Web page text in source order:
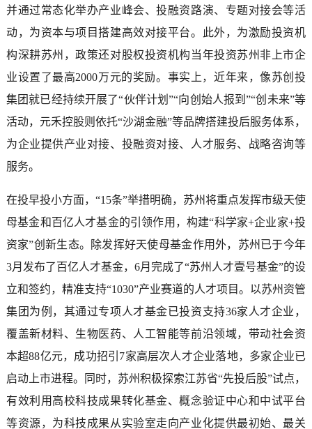
并通过常态化举办产业峰会、投融资路演、专题对接会等活
动，为资本与项目搭建高效对接平台。此外，为激励投资机
构深耕苏州，政策还对股权投资机构当年投资苏州非上市企
业设置了最高2000万元的奖励。事实上，近年来，像苏创投
集团就已经持续开展了“伙伴计划”“向创始人报到”“创未来”等
活动，元禾控股则依托“沙湖金融”等品牌搭建投后服务体系，
为企业提供产业对接、投融资对接、人才服务、战略咨询等
服务。
在投早投小方面，“15条”举措明确，苏州将重点发挥市级天使
母基金和百亿人才基金的引领作用，构建“科学家+企业家+投
资家”创新生态。除发挥好天使母基金作用外，苏州已于今年
3月发布了百亿人才基金，6月完成了“苏州人才壹号基金”的设
立和签约，精准支持“1030”产业赛道的人才项目。以苏州资管
集团为例，其通过专项人才基金已投资支持36家人才企业，
覆盖新材料、生物医药、人工智能等前沿领域，带动社会资
本超88亿元，成功招引7家高层次人才企业落地，多家企业已
启动上市进程。同时，苏州积极探索江苏省“先投后股”试点，
有效利用高校科技成果转化基金、概念验证中心和中试平台
等资源，为科技成果从实验室走向产业化提供最初始、最关